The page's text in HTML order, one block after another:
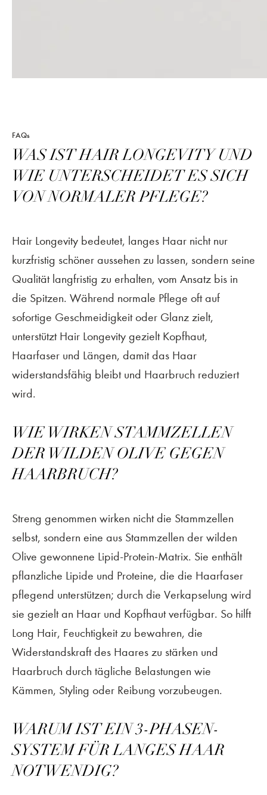
FAQs
WAS IST HAIR LONGEVITY UND
WIE UNTERSCHEIDET ES SICH
VON NORMALER PFLEGE?
Hair Longevity bedeutet, langes Haar nicht nur
kurzfristig schöner aussehen zu lassen, sondern seine
Qualität langfristig zu erhalten, vom Ansatz bis in
die Spitzen. Während normale Pflege oft auf
sofortige Geschmeidigkeit oder Glanz zielt,
unterstützt Hair Longevity gezielt Kopfhaut,
Haarfaser und Längen, damit das Haar
widerstandsfähig bleibt und Haarbruch reduziert
wird.
WIE WIRKEN STAMMZELLEN
DER WILDEN OLIVE GEGEN
HAARBRUCH?
Streng genommen wirken nicht die Stammzellen
selbst, sondern eine aus Stammzellen der wilden
Olive gewonnene Lipid-Protein-Matrix. Sie enthält
pflanzliche Lipide und Proteine, die die Haarfaser
pflegend unterstützen; durch die Verkapselung wird
sie gezielt an Haar und Kopfhaut verfügbar. So hilft
Long Hair, Feuchtigkeit zu bewahren, die
Widerstandskraft des Haares zu stärken und
Haarbruch durch tägliche Belastungen wie
Kämmen, Styling oder Reibung vorzubeugen.
WARUM IST EIN 3-PHASEN-
SYSTEM FÜR LANGES HAAR
NOTWENDIG?
©frank hermanns2022–2026
FACEBOOK